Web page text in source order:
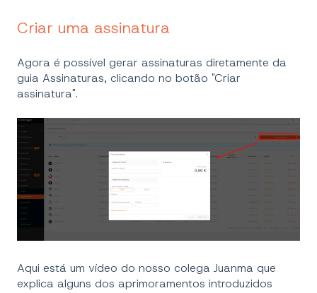
Criar uma assinatura
Agora é possível gerar assinaturas diretamente da
guia Assinaturas, clicando no botão "Criar
assinatura".
Aqui está um vídeo do nosso colega Juanma que
explica alguns dos aprimoramentos introduzidos